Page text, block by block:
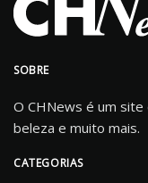
SOBRE
O CHNews é um
beleza e muito mais.
CATEGORIAS